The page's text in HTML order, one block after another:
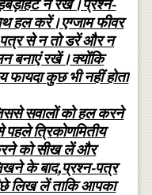
न रखें।प्रश्न-
हल करें।एग्जाम फीवर
से न तो डरें और न
बनाएं रखें।क्योंकि
कुछ भी नहीं होता
सवालों को हल करने
त्रिकोणमितीय
को सीख लें और
के बाद,प्रश्न-पत्र
लिख लें ताकि आपका